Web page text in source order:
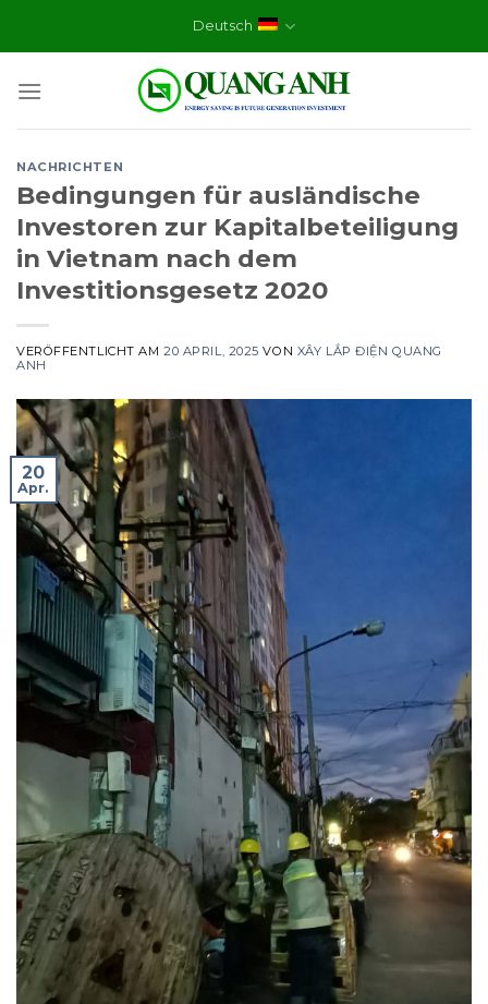
Deutsch
NACHRICHTEN
Bedingungen für ausländische
Investoren zur Kapitalbeteiligung
in Vietnam nach dem
Investitionsgesetz 2020
VERÖFFENTLICHT AM20 APRIL, 2025 VON XÂY LẮP ĐIỆN QUANG
ANH
20
Apr.